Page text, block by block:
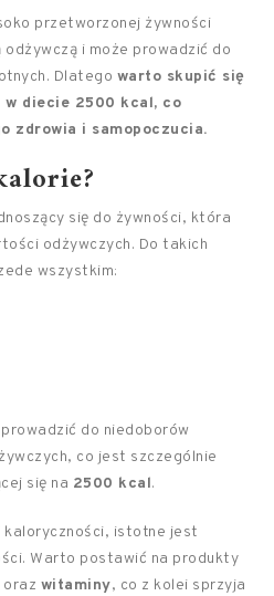
przetworzonej żywności
i może prowadzić do
Dlatego warto skupić się
w diecie 2500 kcal, co
zdrowia i samopoczucia.
się do żywności, która
odżywczych. Do takich
wszystkim:
do niedoborów
co jest szczególnie
się na 2500 kcal.
istotne jest
Warto postawić na produkty
oraz witaminy, co z kolei sprzyja